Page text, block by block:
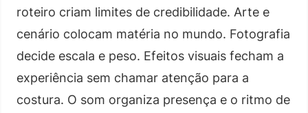
roteiro criam limites de credibilidade. Arte e
cenário colocam matéria no mundo. Fotografia
decide escala e peso. Efeitos visuais fecham a
experiência sem chamar atenção para a
costura. O som organiza presença e o ritmo de